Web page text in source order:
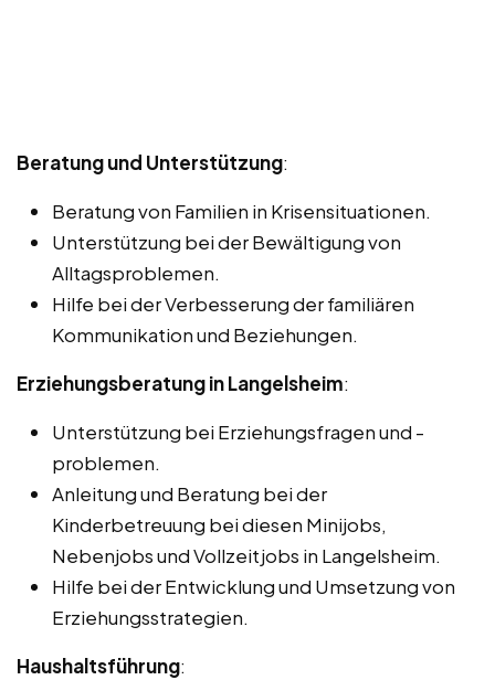
Beratung und Unterstützung:
Beratung von Familien in Krisensituationen.
Unterstützung bei der Bewältigung von
Alltagsproblemen.
Hilfe bei der Verbesserung der familiären
Kommunikation und Beziehungen.
Erziehungsberatung in Langelsheim:
Unterstützung bei Erziehungsfragen und -
problemen.
Anleitung und Beratung bei der
Kinderbetreuung bei diesen Minijobs,
Nebenjobs und Vollzeitjobs in Langelsheim.
Hilfe bei der Entwicklung und Umsetzung von
Erziehungsstrategien.
Haushaltsführung: